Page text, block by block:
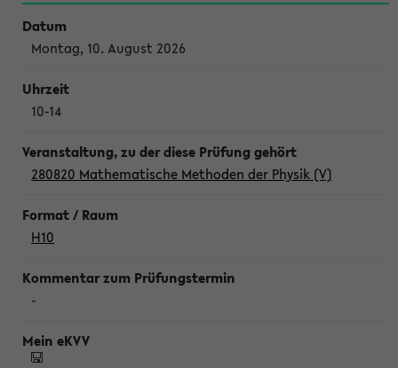
Montag, 10. August 2026
10-14
280820 Mathematische Methoden der Physik (V)
H10
-